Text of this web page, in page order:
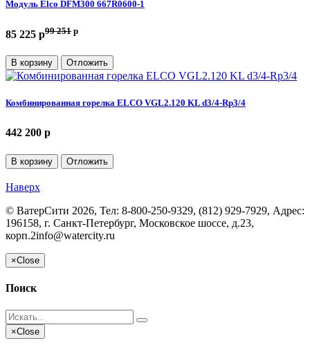
Модуль Elco DFM300 667R0600-1
85 225 p99 251 p
В корзину Отложить
Комбинированная горелка ELCO VGL2.120 KL d3/4-Rp3/4
442 200 p
В корзину Отложить
Наверх
© ВатерСити 2026, Тел: 8-800-250-9329, (812) 929-7929, Адрес:
196158, г. Санкт-Петербург, Московское шоссе, д.23,
корп.2info@watercity.ru
×Close
Поиск
×Close